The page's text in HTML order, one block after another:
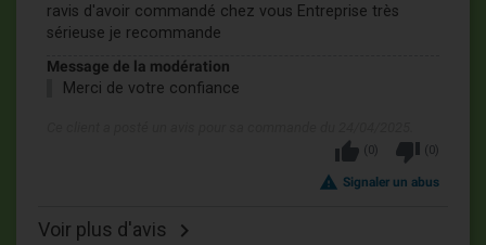
ravis d'avoir commandé chez vous Entreprise très
sérieuse je recommande
Message de la modération
Merci de votre confiance
thumb_up ( 0) thumb_down ( 0)
report_problem Signaler un abus
Voir plus d'avis 